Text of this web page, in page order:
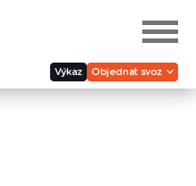
Výkaz Objednat svoz